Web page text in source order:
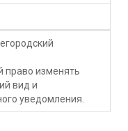
право изменять
вид и
уведомления.